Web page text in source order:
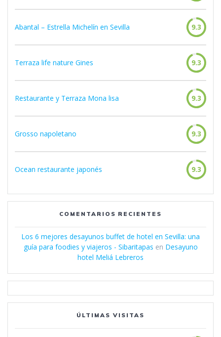
Abantal – Estrella Michelín en Sevilla 9.3
Terraza life nature Gines 9.3
Restaurante y Terraza Mona lisa 9.3
Grosso napoletano 9.3
Ocean restaurante japonés 9.3
COMENTARIOS RECIENTES
Los 6 mejores desayunos buffet de hotel en Sevilla: una
guía para foodies y viajeros - Sibaritapas en Desayuno
hotel Meliá Lebreros
ÚLTIMAS VISITAS